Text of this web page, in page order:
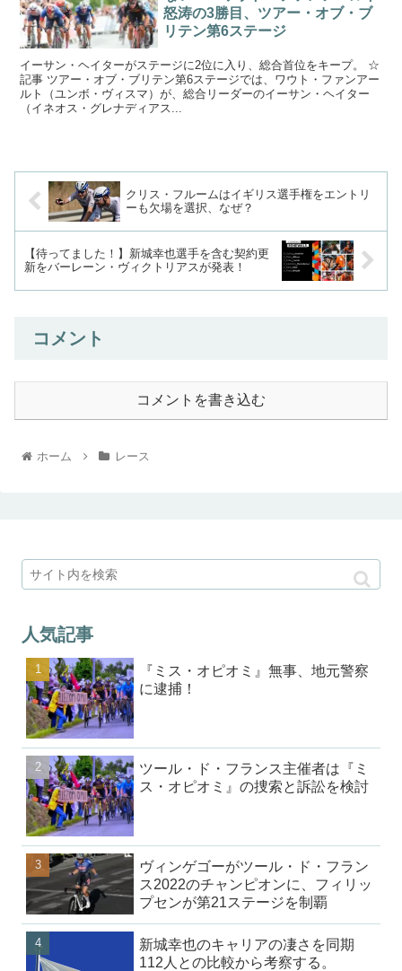
怒涛の3勝目、ツアー・オブ・ブ
リテン第6ステージ
イーサン・ヘイターがステージに2位に入り、総合首位をキープ。 ☆
記事 ツアー・オブ・ブリテン第6ステージでは、ワウト・ファンアー
ルト（ユンボ・ヴィスマ）が、総合リーダーのイーサン・ヘイター
（イネオス・グレナディアス...
クリス・フルームはイギリス選手権をエントリ
ーも欠場を選択、なぜ？
【待ってました！】新城幸也選手を含む契約更
新をバーレーン・ヴィクトリアスが発表！
コメント
コメントを書き込む
ホーム レース
人気記事
『ミス・オピオミ』無事、地元警察
に逮捕！
ツール・ド・フランス主催者は『ミ
ス・オピオミ』の捜索と訴訟を検討
ヴィンゲゴーがツール・ド・フラン
ス2022のチャンピオンに、フィリッ
プセンが第21ステージを制覇
新城幸也のキャリアの凄さを同期
112人との比較から考察する。